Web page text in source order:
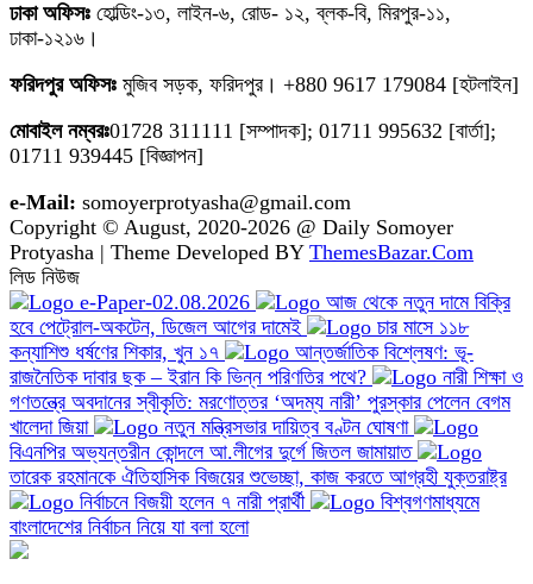
ঢাকা অফিসঃ হোল্ডিং-১৩, লাইন-৬, রোড- ১২, ব্লক-বি, মিরপুর-১১,
ঢাকা-১২১৬।
ফরিদপুর অফিসঃ মুজিব সড়ক, ফরিদপুর। +880 9617 179084 [হটলাইন]
মোবাইল নম্বরঃ01728 311111 [সম্পাদক]; 01711 995632 [বার্তা];
01711 939445 [বিজ্ঞাপন]
e-Mail: somoyerprotyasha@gmail.com
Copyright © August, 2020-2026 @ Daily Somoyer
Protyasha | Theme Developed BY ThemesBazar.Com
লিড নিউজ
e-Paper-02.08.2026
আজ থেকে নতুন দামে বিক্রি
হবে পেট্রোল-অকটেন, ডিজেল আগের দামেই
চার মাসে ১১৮
কন্যাশিশু ধর্ষণের শিকার, খুন ১৭
আন্তর্জাতিক বিশ্লেষণ: ভূ-
রাজনৈতিক দাবার ছক – ইরান কি ভিন্ন পরিণতির পথে?
নারী শিক্ষা ও
গণতন্ত্রে অবদানের স্বীকৃতি: মরণোত্তর ‘অদম্য নারী’ পুরস্কার পেলেন বেগম
খালেদা জিয়া
নতুন মন্ত্রিসভার দায়িত্ব বণ্টন ঘোষণা
বিএনপির অভ্যন্তরীন কোন্দলে আ.লীগের দুর্গে জিতল জামায়াত
তারেক রহমানকে ঐতিহাসিক বিজয়ের শুভেচ্ছা, কাজ করতে আগ্রহী যুক্তরাষ্ট্র
নির্বাচনে বিজয়ী হলেন ৭ নারী প্রার্থী
বিশ্বগণমাধ্যমে
বাংলাদেশের নির্বাচন নিয়ে যা বলা হলো